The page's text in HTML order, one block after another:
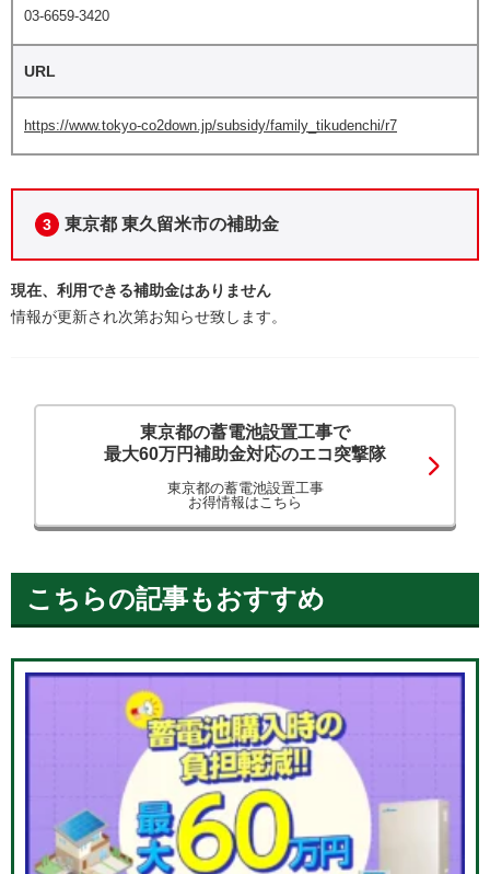
03-6659-3420
URL
https://www.tokyo-co2down.jp/subsidy/family_tikudenchi/r7
3 東京都 東久留米市の補助金
現在、利用できる補助金はありません
情報が更新され次第お知らせ致します。
東京都の蓄電池設置工事で
最大60万円補助金対応のエコ突撃隊
東京都の蓄電池設置工事
お得情報はこちら
こちらの記事もおすすめ